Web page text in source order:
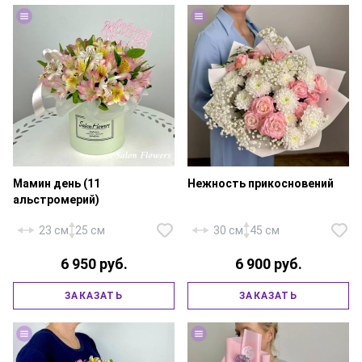
писташ, шляпная коробка 15х15
атласная лента, декоративная
юбочка, топпер — 1 шт. (в
Мамин день (11
альстромерий)
23 см 25 см
6 950 руб.
ЗАКАЗАТЬ
«Мадам Бомбастик» — 4 шт.,
гипсофила — 3 шт., зелень,
фирменная упаковка, атласная
Нежность прикосновений
30 см 45 см
6 900 руб.
ЗАКАЗАТЬ